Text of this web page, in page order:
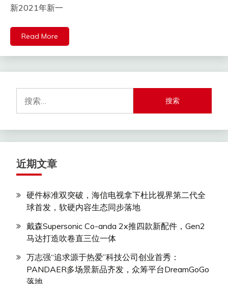
新2021年新一
Read More
索：
近期文章
硬件标准双突破，海信电视拿下杜比视界第二代全
球首发，软硬内容生态同步落地
戴森Supersonic Co-anda 2x推四款新配件，Gen2
马达打造吹卷直三位一体
万志强“追求源于热爱”科技公司创业首秀：
PANDAER多场景新品齐发，众筹平台DreamGoGo
落地